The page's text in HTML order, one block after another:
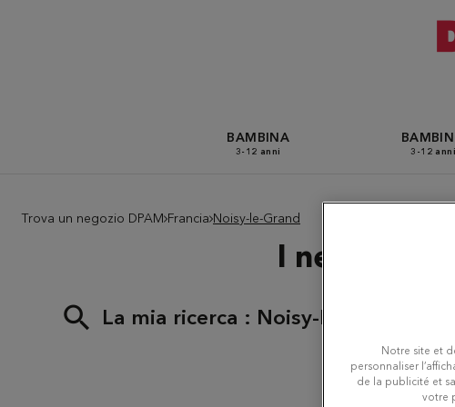
BAMBINA
3-12 anni 3-12 anni
Trova un negozio DPAM Francia Noisy-le-Grand
I negozi
La mia ricerca : Noisy-le-Grand
Notre site et
personnaliser
de la publicité et
votre